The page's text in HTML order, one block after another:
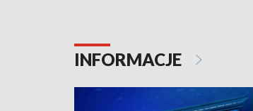
INFORMACJE